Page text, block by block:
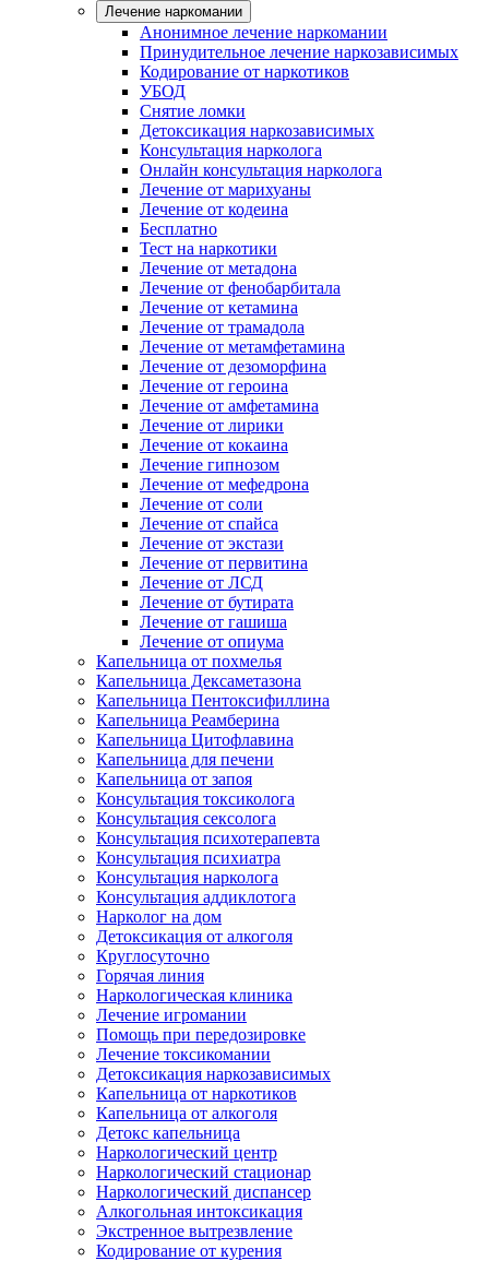
Лечение наркомании
Анонимное лечение наркомании
Принудительное лечение наркозависимых
Кодирование от наркотиков
УБОД
Снятие ломки
Детоксикация наркозависимых
Консультация нарколога
Онлайн консультация нарколога
Лечение от марихуаны
Лечение от кодеина
Бесплатно
Тест на наркотики
Лечение от метадона
Лечение от фенобарбитала
Лечение от кетамина
Лечение от трамадола
Лечение от метамфетамина
Лечение от дезоморфина
Лечение от героина
Лечение от амфетамина
Лечение от лирики
Лечение от кокаина
Лечение гипнозом
Лечение от мефедрона
Лечение от соли
Лечение от спайса
Лечение от экстази
Лечение от первитина
Лечение от ЛСД
Лечение от бутирата
Лечение от гашиша
Лечение от опиума
Капельница от похмелья
Капельница Дексаметазона
Капельница Пентоксифиллина
Капельница Реамберина
Капельница Цитофлавина
Капельница для печени
Капельница от запоя
Консультация токсиколога
Консультация сексолога
Консультация психотерапевта
Консультация психиатра
Консультация нарколога
Консультация аддиклотога
Нарколог на дом
Детоксикация от алкоголя
Круглосуточно
Горячая линия
Наркологическая клиника
Лечение игромании
Помощь при передозировке
Лечение токсикомании
Детоксикация наркозависимых
Капельница от наркотиков
Капельница от алкоголя
Детокс капельница
Наркологический центр
Наркологический стационар
Наркологический диспансер
Алкогольная интоксикация
Экстренное вытрезвление
Кодирование от курения